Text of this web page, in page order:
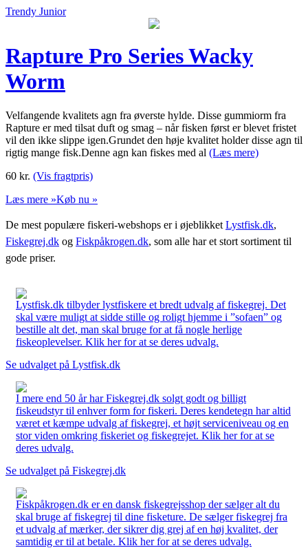
Trendy Junior
Rapture Pro Series Wacky
Worm
Velfangende kvalitets agn fra øverste hylde. Disse gummiorm fra
Rapture er med tilsat duft og smag – når fisken først er blevet fristet
vil den ikke slippe igen.Grundet den høje kvalitet holder disse agn til
rigtig mange fisk.Denne agn kan fiskes med al (Læs mere)
60 kr. (Vis fragtpris)
Læs mere »Køb nu »
De mest populære fiskeri-webshops er i øjeblikket Lystfisk.dk,
Fiskegrej.dk og Fiskpåkrogen.dk, som alle har et stort sortiment til
gode priser.
Lystfisk.dk tilbyder lystfiskere et bredt udvalg af fiskegrej. Det
skal være muligt at sidde stille og roligt hjemme i ”sofaen” og
bestille alt det, man skal bruge for at få nogle herlige
fiskeoplevelser. Klik her for at se deres udvalg.
Se udvalget på Lystfisk.dk
I mere end 50 år har Fiskegrej.dk solgt godt og billigt
fiskeudstyr til enhver form for fiskeri. Deres kendetegn har altid
været et kæmpe udvalg af fiskegrej, et højt serviceniveau og en
stor viden omkring fiskeriet og fiskegrejet. Klik her for at se
deres udvalg.
Se udvalget på Fiskegrej.dk
Fiskpåkrogen.dk er en dansk fiskegrejsshop der sælger alt du
skal bruge af fiskegrej til dine fisketure. De sælger fiskegrej fra
et udvalg af mærker, der sikrer dig grej af en høj kvalitet, der
samtidig er til at betale. Klik her for at se deres udvalg.